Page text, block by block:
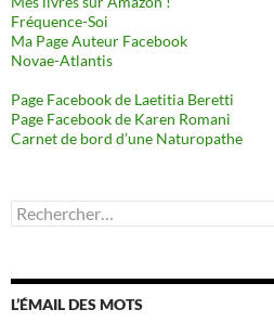
Fréquence-Soi
Ma Page Auteur Facebook
Novae-Atlantis
Page Facebook de Laetitia Beretti
Page Facebook de Karen Romani
Carnet de bord d’une Naturopathe
Rechercher :
L’ÉMAIL DES MOTS